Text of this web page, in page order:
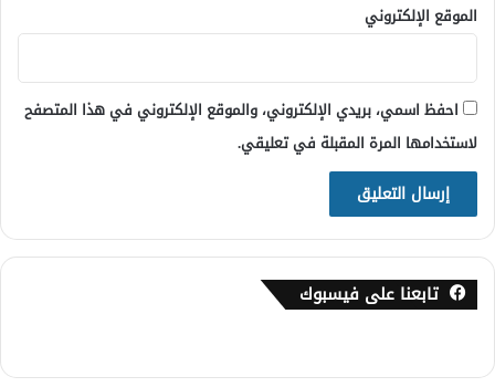
الموقع الإلكتروني
احفظ اسمي، بريدي الإلكتروني، والموقع الإلكتروني في هذا المتصفح
لاستخدامها المرة المقبلة في تعليقي.
تابعنا على فيسبوك